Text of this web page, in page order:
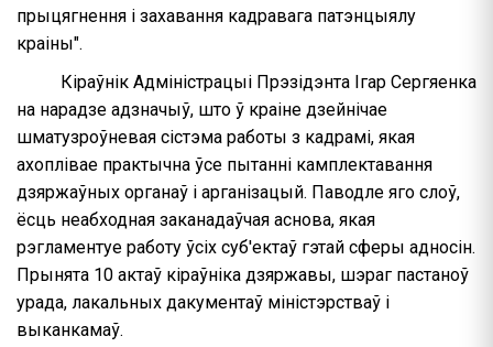
прыцягнення і захавання кадравага патэнцыялу
краіны".
Кіраўнік Адміністрацыі Прэзідэнта Ігар Сергяенка
на нарадзе адзначыў, што ў краіне дзейнічае
шматузроўневая сістэма работы з кадрамі, якая
ахоплівае практычна ўсе пытанні камплектавання
дзяржаўных органаў і арганізацый. Паводле яго слоў,
ёсць неабходная заканадаўчая аснова, якая
рэгламентуе работу ўсіх суб'ектаў гэтай сферы адносін.
Прынята 10 актаў кіраўніка дзяржавы, шэраг пастаноў
урада, лакальных дакументаў міністэрстваў і
выканкамаў.